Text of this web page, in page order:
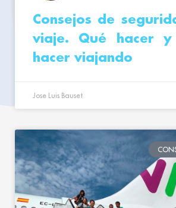
Consejos de
viaje. Qué hacer
hacer viajando
Jose Luis Bauset